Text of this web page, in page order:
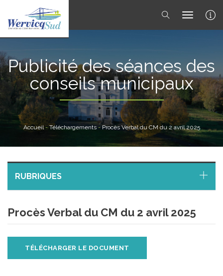
toggle
Publicité des séances des
conseils municipaux
Accueil - Téléchargements - Procès Verbal du CM du 2 avril 2025
Procès Verbal du CM du 2 avril 2025
TÉLÉCHARGER LE DOCUMENT
RUBRIQUES